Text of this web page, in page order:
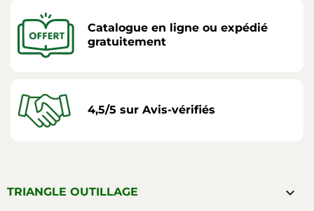
Catalogue en ligne ou expédié
gratuitement
4,5/5 sur Avis-vérifiés
TRIANGLE OUTILLAGE 